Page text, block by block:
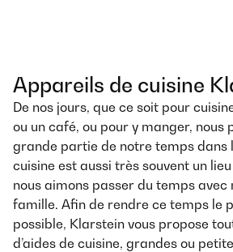
Appareils de cuisine
De nos jours, que ce soit pour
ou un café, ou pour y manger, nous
grande partie de notre temps dans
cuisine est aussi très souvent un
nous aimons passer du temps avec
famille. Afin de rendre ce temps le
possible, Klarstein vous propose
d’aides de cuisine, grandes ou